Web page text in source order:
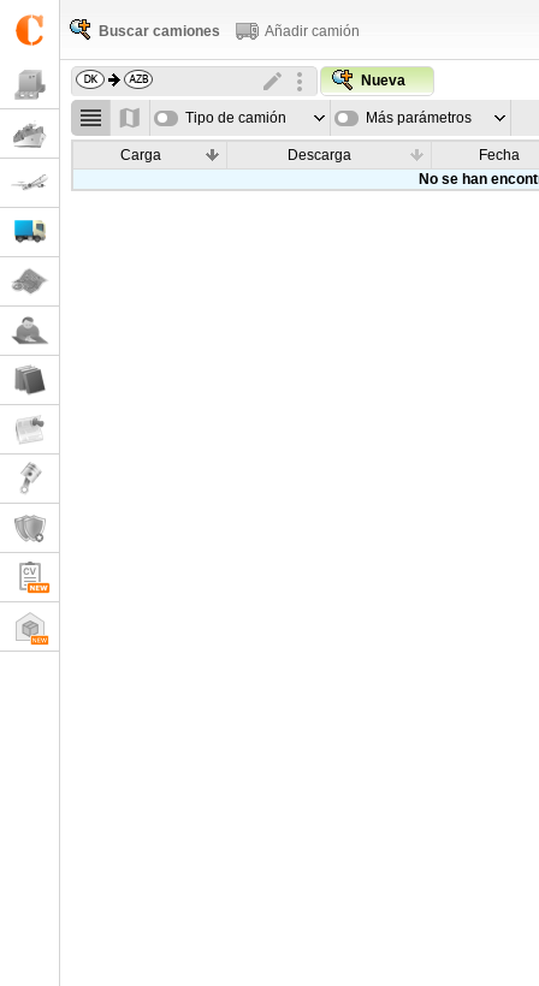
Buscar camiones Añadir camión
Nueva
Tipo de camión Más parámetros
Carga Descarga
Fecha
No se han